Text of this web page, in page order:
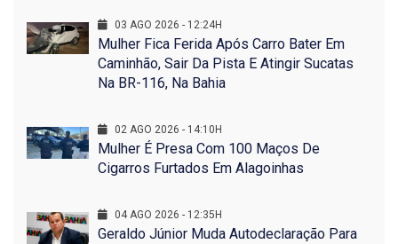
03 AGO 2026 - 12:24H
Mulher Fica Ferida Após Carro Bater Em
Caminhão, Sair Da Pista E Atingir Sucatas
Na BR-116, Na Bahia
02 AGO 2026 - 14:10H
Mulher É Presa Com 100 Maços De
Cigarros Furtados Em Alagoinhas
04 AGO 2026 - 12:35H
Geraldo Júnior Muda Autodeclaração Para